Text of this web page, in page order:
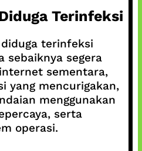
Terinfeksi
terinfeksi
sebaiknya segera
sementara,
yang mencurigakan,
menggunakan
serta
operasi.